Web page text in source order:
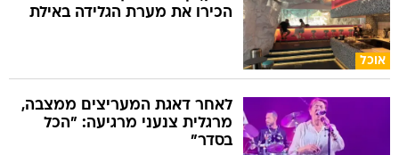
אוכל
הכירו את מערת הגלידה באילת
לאחר דאגת המעריצים ממצבה,
מרגלית צנעני מרגיעה: "הכל
בסדר"